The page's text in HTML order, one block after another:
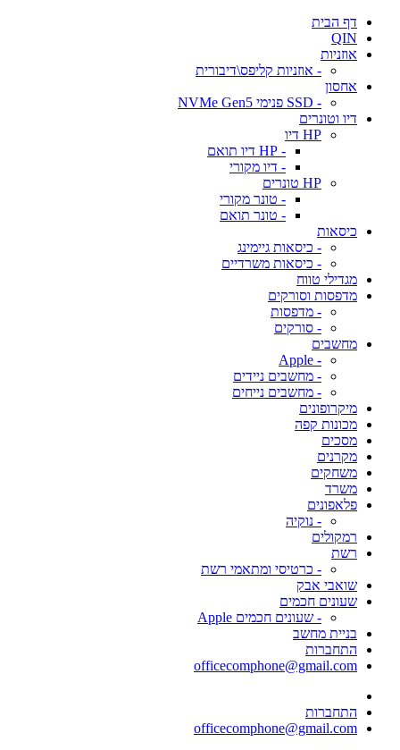
דף הבית
QIN
אוזניות
- אוזניות קליפס\דיבורית
אחסון
- SSD פנימי NVMe Gen5
דיו וטונרים
HP דיו
- HP דיו תואם
- דיו מקורי
HP טונרים
- טונר מקורי
- טונר תואם
כיסאות
- כיסאות גיימינג
- כיסאות משרדיים
מגדילי טווח
מדפסות וסורקים
- מדפסות
- סורקים
מחשבים
- Apple
- מחשבים ניידים
- מחשבים נייחים
מיקרופונים
מכונות קפה
מסכים
מקרנים
משחקים
משרד
פלאפונים
- נוקיה
רמקולים
רשת
- כרטיסי ומתאמי רשת
שואבי אבק
שעונים חכמים
- שעונים חכמים Apple
בניית מחשב
התחברות
officecomphone@gmail.com
התחברות
officecomphone@gmail.com